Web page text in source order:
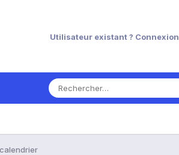
Utilisateur existant ? Connexion